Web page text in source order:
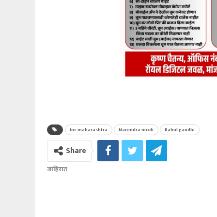
Inc maharashtra Narendra modi Rahul gandhi
Share
जाहिरात